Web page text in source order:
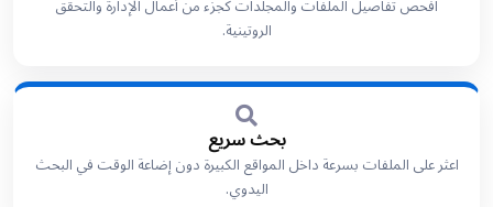
افحص تفاصيل الملفات والمجلدات كجزء من أعمال الإدارة والتحقق
الروتينية.
بحث سريع
اعثر على الملفات بسرعة داخل المواقع الكبيرة دون إضاعة الوقت في البحث
اليدوي.